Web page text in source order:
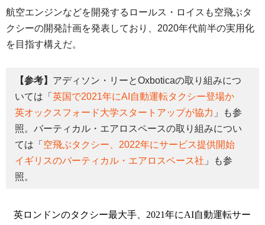
航空エンジンなどを開発するロールス・ロイスも空飛ぶタ
クシーの開発計画を発表しており、2020年代前半の実用化
を目指す構えだ。
【参考】 アディソン・リーとOxboticaの取り組みにつ
いては「 英国で2021年にAI自動運転タクシー登場か
英オックスフォード大学スタートアップが協力 」も参
照。バーティカル・エアロスペースの取り組みについ
ては「 空飛ぶタクシー、2022年にサービス提供開始
イギリスのバーティカル・エアロスペース社 」も参
照。
英ロンドンのタクシー最大手、2021年にAI自動運転サー